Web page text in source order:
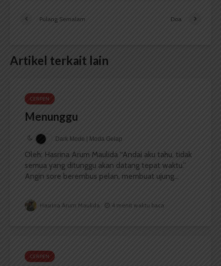
Pulang Semalam Doa
Artikel terkait lain
CERPEN
Menunggu
Dark Mode | Moda Gelap
Oleh: Hasrina Arum Maulida “Andai aku tahu, tidak
semua yang ditunggu akan datang tepat waktu.”
Angin sore berembus pelan, membuat ujung...
Hasrina Arum Maulida 4 menit waktu baca
CERPEN